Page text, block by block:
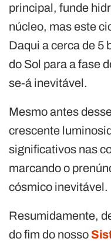
principal, funde
núcleo, mas este
Daqui a cerca de 5
do Sol para a fase
se-á inevitável.
Mesmo antes
crescente
significativos nas
marcando o
cósmico inevitável.
Resumidamente,
do fim do nosso